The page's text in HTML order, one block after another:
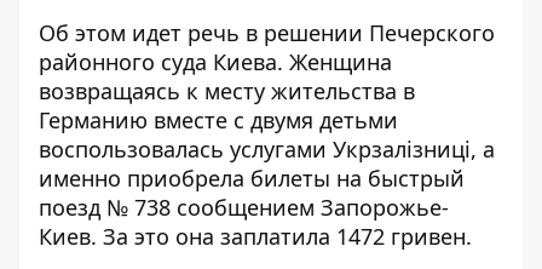
Об этом идет речь в решении Печерского
районного суда Киева. Женщина
возвращаясь к месту жительства в
Германию вместе с двумя детьми
воспользовалась услугами Укрзалізниці, а
именно приобрела билеты на быстрый
поезд № 738 сообщением Запорожье-
Киев. За это она заплатила 1472 гривен.